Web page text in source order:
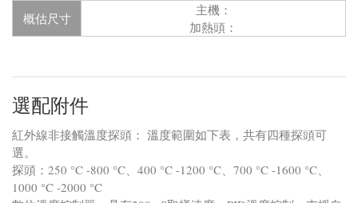
概估尺寸
主機：
加熱頭：
選配附件
紅外線非接觸溫度探頭： 溫度範圍如下表，共有四種探頭可
選。
探頭：250 °C -800 °C、400 °C -1200 °C、700 °C -1600 °C、
1000 °C -2000 °C